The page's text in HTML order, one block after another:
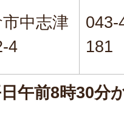
中志津
4
043-
181
午前8時30分